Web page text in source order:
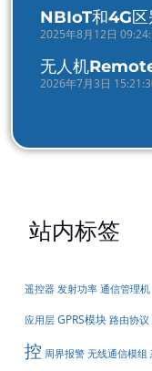
NBIoT和4G区
2025年8月12日
无人机
2026年7月3日
站内标签
遥控器 发射功率 通信管理机
应用层 GPRS模块 路由协议
控 周界报警 无线通信模组